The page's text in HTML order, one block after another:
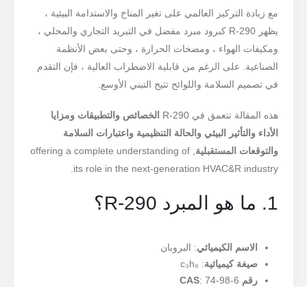
مع زيادة التركيز العالمي على تغير المناخ والاستدامة البيئية ،
يظهر R-290 كبرود مبرد مفضل في التبريد التجاري والمحلي ،
ومكيفات الهواء ، ومضخات الحرارة ، وحتى بعض الأنظمة
الصناعية. على الرغم من قابلية الاضطراب العالية ، فإن التقدم
في تصميم السلامة واللوائح تتيح التبني الأوسع.
هذه المقالة تتعمق في R-290
الخصائص والتطبيقات ومزايا
الأداء والتأثير البيئي والحالة التنظيمية واعتبارات السلامة
والتوقعات المستقبلية , offering a complete understanding of
its role in the next-generation HVAC&R industry.
1. ما هو المبرد R-290؟
الاسم الكيميائي: البروبان
صيغة كيميائية: c₃h₈
رقم CAS : 74-98-6